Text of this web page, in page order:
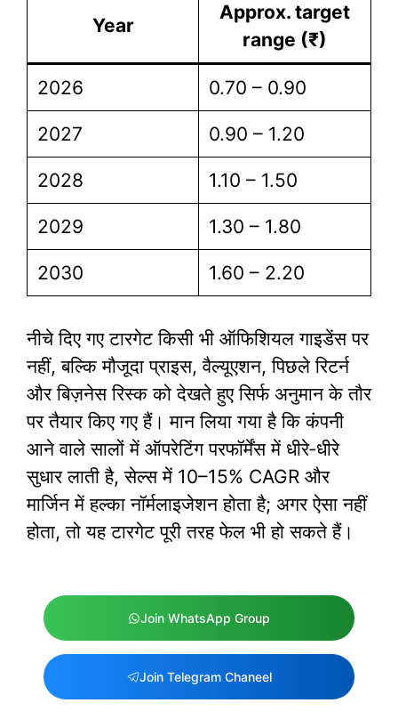
Year
Approx. target
range (₹)
2026 0.70 – 0.90
2027 0.90 – 1.20
2028 1.10 – 1.50
2029 1.30 – 1.80
2030 1.60 – 2.20
नीचे दिए गए टारगेट किसी भी ऑफिशियल गाइडेंस पर
नहीं, बल्कि मौजूदा प्राइस, वैल्यूएशन, पिछले रिटर्न
और बिज़नेस रिस्क को देखते हुए सिर्फ अनुमान के तौर
पर तैयार किए गए हैं। मान लिया गया है कि कंपनी
आने वाले सालों में ऑपरेटिंग परफॉर्मेंस में धीरे‑धीरे
सुधार लाती है, सेल्स में 10–15% CAGR और
मार्जिन में हल्का नॉर्मलाइजेशन होता है; अगर ऐसा नहीं
होता, तो यह टारगेट पूरी तरह फेल भी हो सकते हैं।
Join WhatsApp Group
Join Telegram Chaneel